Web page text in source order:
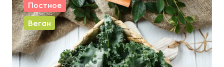
Постное
Веган